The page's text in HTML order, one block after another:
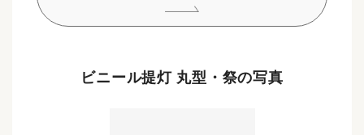
ビニール提灯 丸型・祭の写真